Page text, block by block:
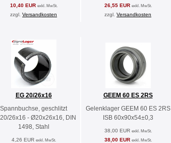
10,40 EUR exkl. MwSt.
zzgl. Versandkosten
26,55 EUR exkl. MwSt.
zzgl. Versandkosten
EG 20/26x16
Spannbuchse, geschlitzt
26x16 - Ø20x26x16, DIN
1498, Stahl
4,26 EUR exkl. MwSt.
GEEM 60 ES 2RS
Gelenklager GEEM 60 ES 2RS
ISB 60x90x54±0,3
38,00 EUR exkl. MwSt.
38,00 EUR exkl. MwSt.